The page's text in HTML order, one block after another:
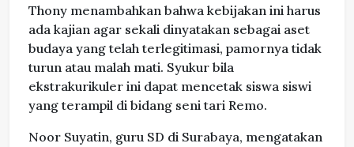
Thony menambahkan bahwa kebijakan ini harus
ada kajian agar sekali dinyatakan sebagai aset
budaya yang telah terlegitimasi, pamornya tidak
turun atau malah mati. Syukur bila
ekstrakurikuler ini dapat mencetak siswa siswi
yang terampil di bidang seni tari Remo.
Noor Suyatin, guru SD di Surabaya, mengatakan